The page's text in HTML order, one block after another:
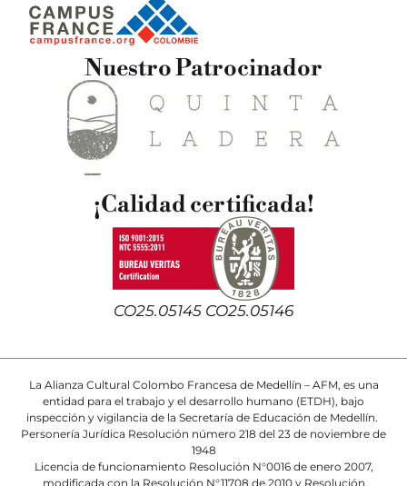
Nuestro Patrocinador
¡Calidad certificada!
CO25.05145 CO25.05146
La Alianza Cultural Colombo Francesa de Medellín – AFM, es una
entidad para el trabajo y el desarrollo humano (ETDH), bajo
inspección y vigilancia de la Secretaría de Educación de Medellín.
Personería Jurídica Resolución número 218 del 23 de noviembre de
1948
Licencia de funcionamiento Resolución N°0016 de enero 2007,
modificada con la Resolución N°11708 de 2010 y Resolución